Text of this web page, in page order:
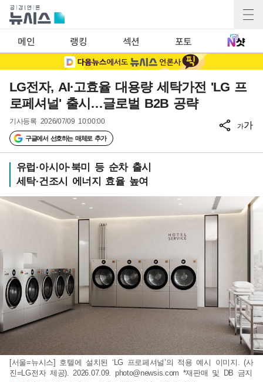
메인 랭킹 섹션 포토
LG전자, AI·고효율 대용량 세탁가전 'LG 프
로페셔널' 출시…글로벌 B2B 공략
기사등록 2026/07/09 10:00:00
구글에서 선호하는 매체로 추가
가가
유럽·아시아·북미 등 순차 출시
세탁·건조시 에너지 효율 높여
[서울=뉴시스] 호텔에 설치된 ‘LG 프로페셔널’의 적용 예시 이미지. (사
진=LG전자 제공). 2026.07.09. photo@newsis.com *재판매 및 DB 금지